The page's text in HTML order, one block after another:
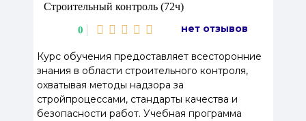
Строительный контроль (72ч)
0 нет отзывов
Курс обучения предоставляет всесторонние
знания в области строительного контроля,
охватывая методы надзора за
стройпроцессами, стандарты качества и
безопасности работ. Учебная программа